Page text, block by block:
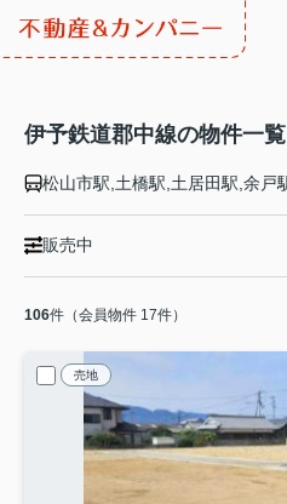
伊予鉄道郡中線の物件一覧
販売中
106件（会員物件 17件）
売地